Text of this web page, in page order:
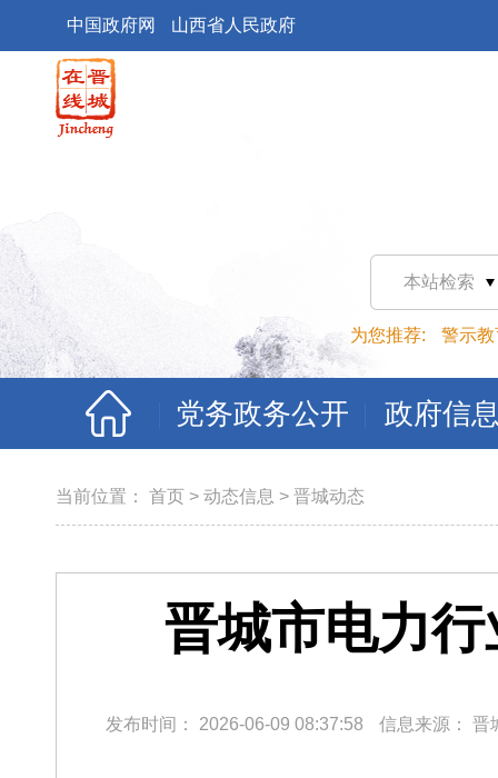
中国政府网 山西省人民政府
本站检索
为您推荐: 警示教
党务政务公开 政府信
当前位置： 首页 > 动态信息 > 晋城动态
晋城市电力
发布时间： 2026-06-09 08:37:58 信息来源： 晋